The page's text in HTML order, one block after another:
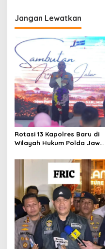
Jangan Lewatkan
Rotasi 13 Kapolres Baru di
Wilayah Hukum Polda Jawa
Ini Merupakan Bagian Dari
Dinamika Organisasi.